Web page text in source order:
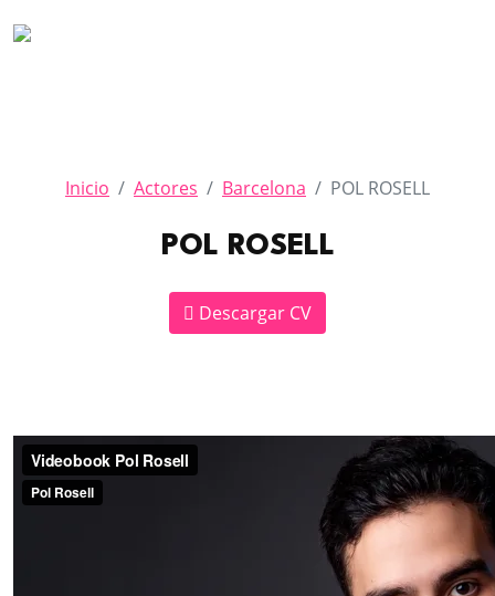
Inicio Actores Barcelona POL ROSELL
POL ROSELL
Descargar CV